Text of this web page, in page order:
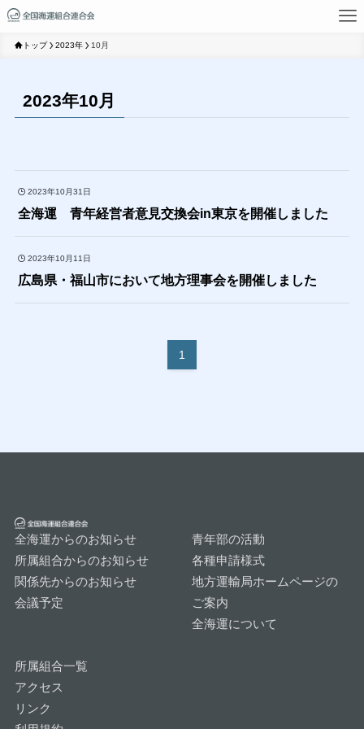
トップ 2023年 10月
2023年10月
2023年10月31日
全海運 青年経営者意見交換会in東京を開催しました
2023年10月11日
広島県・福山市において地方理事会を開催しました
1
全海運からのお知らせ
所属組合からのお知らせ
関係先からのお知らせ
会議予定
青年部の活動
各種申請様式
地方運輸局ホームページの
ご案内
全海運について
所属組合一覧
アクセス
リンク